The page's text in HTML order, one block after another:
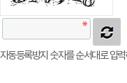
자동등록방지 숫자를 순서대로 입